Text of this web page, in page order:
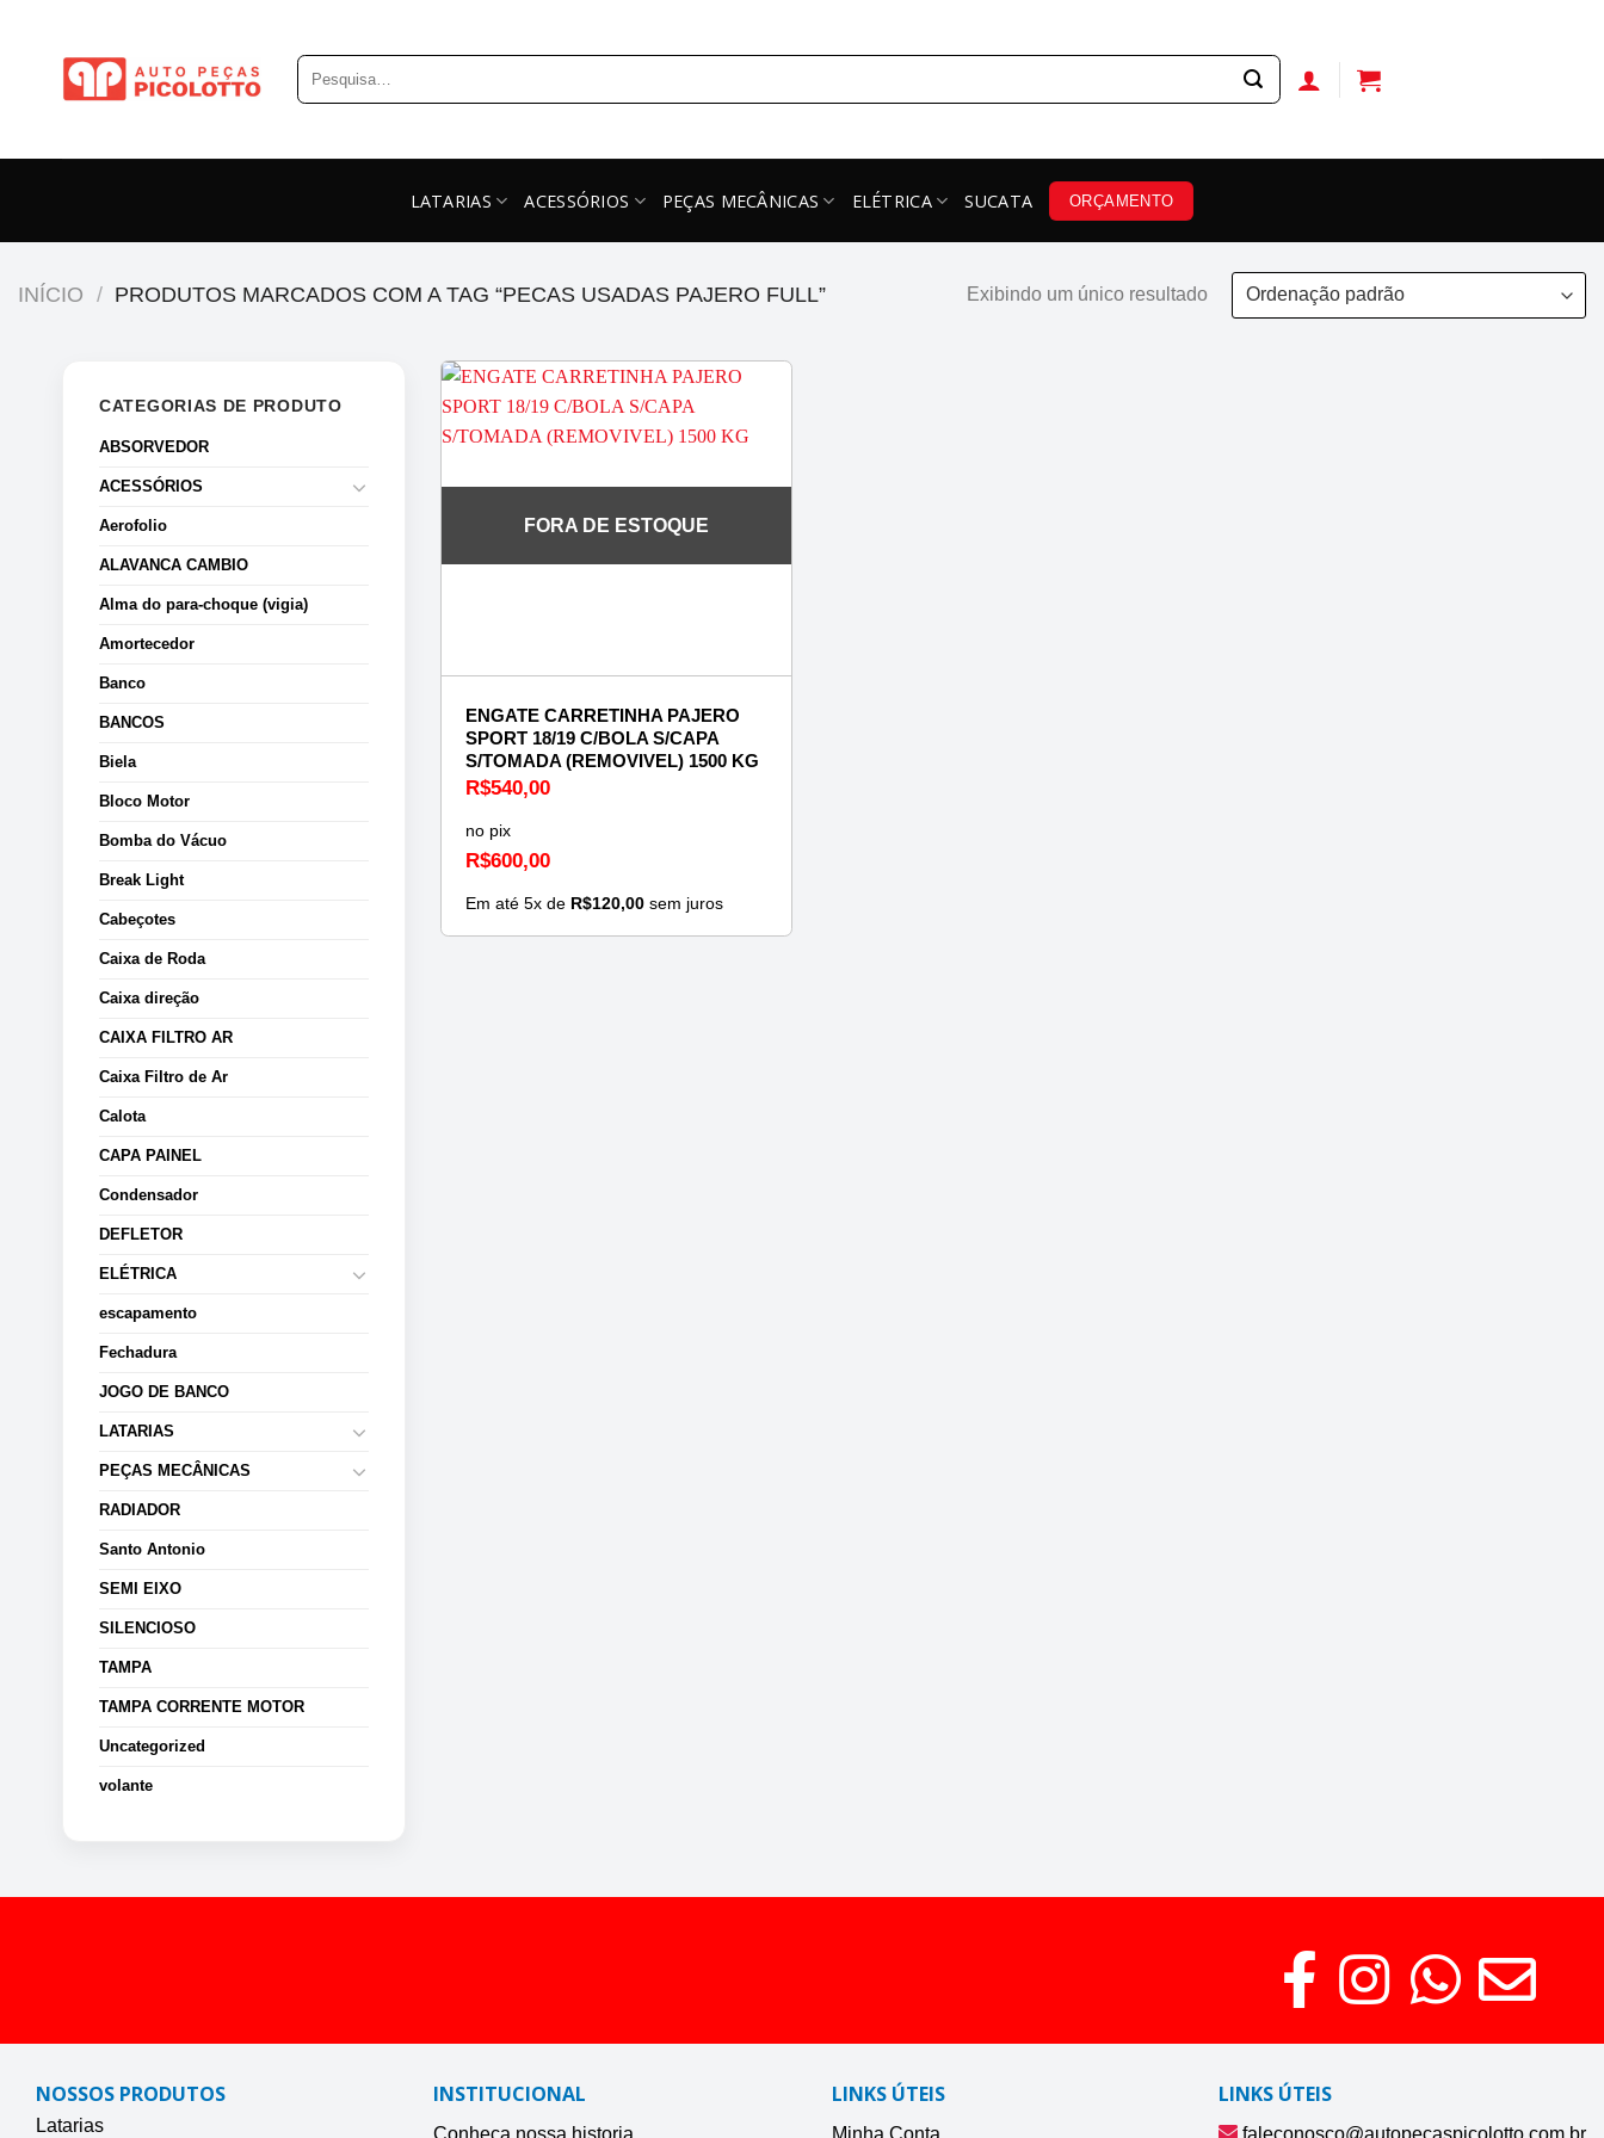
Pesquisar
LATARIAS ACESSÓRIOS PEÇAS MECÂNICAS ELÉTRICA SUCATA ORÇAMENTO
INÍCIO / PRODUTOS MARCADOS COM A TAG “PECAS USADAS PAJERO FULL” Exibindo um único resultado
CATEGORIAS DE PRODUTO
ABSORVEDOR
ACESSÓRIOS
Aerofolio
ALAVANCA CAMBIO
Alma do para-choque (vigia)
Amortecedor
Banco
BANCOS
Biela
Bloco Motor
Bomba do Vácuo
Break Light
Cabeçotes
Caixa de Roda
Caixa direção
CAIXA FILTRO AR
Caixa Filtro de Ar
Calota
CAPA PAINEL
Condensador
DEFLETOR
ELÉTRICA
escapamento
Fechadura
JOGO DE BANCO
LATARIAS
PEÇAS MECÂNICAS
RADIADOR
Santo Antonio
SEMI EIXO
SILENCIOSO
TAMPA
TAMPA CORRENTE MOTOR
Uncategorized
volante
FORA DE ESTOQUE
ENGATE CARRETINHA PAJERO
SPORT 18/19 C/BOLA S/CAPA
S/TOMADA (REMOVIVEL) 1500 KG
R$540,00
no pix
R$600,00
Em até5x de R$120,00 sem juros
NOSSOS PRODUTOS
Latarias
INSTITUCIONAL
Conheça nossa historia
LINKS ÚTEIS
Minha Conta
LINKS ÚTEIS
faleconosco@autopecaspicolotto.com.br